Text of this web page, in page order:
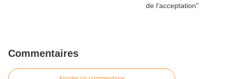
Commentaires